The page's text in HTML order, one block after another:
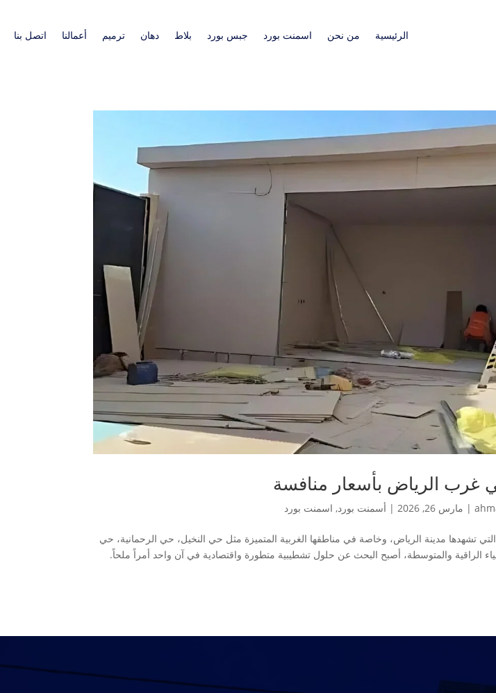
الرئيسية من نحن اسمنت بورد جبس بورد بلاط دهان ترميم أعمالنا اتصل بنا
غرب الرياض بأسعار منافسة
| مارس 26, 2026 | أسمنت بورد, اسمنت بورد
تشهدها مدينة الرياض، وخاصة في مناطقها الغربية المتميزة مثل حي النخيل، حي الرحمانية، حي
الراقية والمتوسطة، أصبح البحث عن حلول تشطيبية متطورة واقتصادية في آن واحد أمراً ملحاً.